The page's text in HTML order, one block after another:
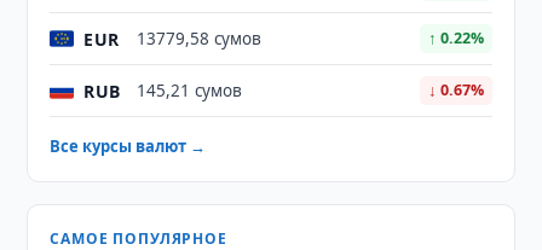
EUR 13779,58 сумов ↑ 0.22%
RUB 145,21 сумов ↓ 0.67%
Все курсы валют →
САМОЕ ПОПУЛЯРНОЕ